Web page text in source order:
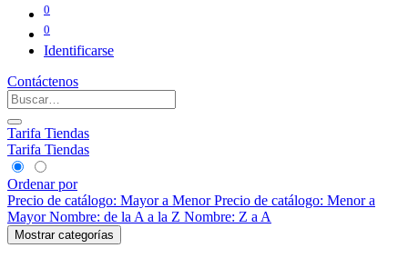
0
0
Identificarse
Contáctenos
Tarifa Tiendas
Tarifa Tiendas
Ordenar por
Precio de catálogo: Mayor a Menor Precio de catálogo: Menor a
Mayor Nombre: de la A a la Z Nombre: Z a A
Mostrar categorías